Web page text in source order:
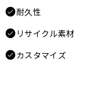
耐久性
リサイクル素材
カスタマイズ